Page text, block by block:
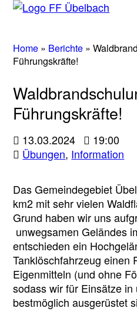
Home » Berichte »
Führungskräfte!
Führungskräfte!
13.03.2024
19:00
Übungen, Information
Das Gemeindegebiet
km2 mit sehr vielen
Grund haben wir uns
unwegsamen Geländes
entschieden ein
Tanklöschfahrzeug einen
Eigenmitteln (und ohne
sodass wir für Einsätze
bestmöglich ausgerüstet